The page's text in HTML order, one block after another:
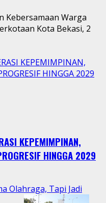
Kebersamaan Warga
Kota Bekasi, 2
KEPEMIMPINAN,
HINGGA 2029
KEPEMIMPINAN,
HINGGA 2029
Olahraga, Tapi Jadi